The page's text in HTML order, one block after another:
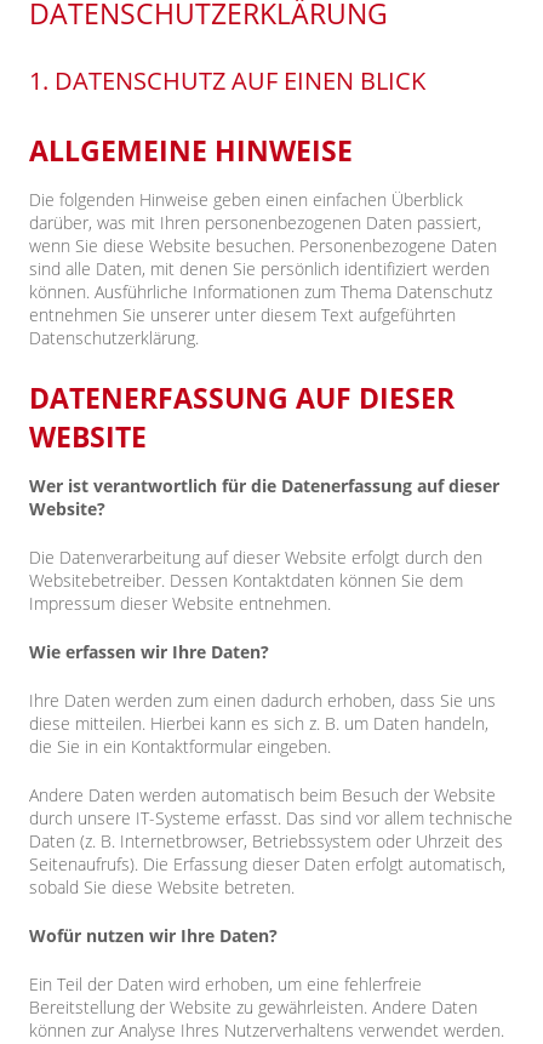
DATENSCHUTZERKLÄRUNG
1. DATENSCHUTZ AUF EINEN BLICK
ALLGEMEINE HINWEISE
Die folgenden Hinweise geben einen einfachen Überblick
darüber, was mit Ihren personenbezogenen Daten passiert,
wenn Sie diese Website besuchen. Personenbezogene Daten
sind alle Daten, mit denen Sie persönlich identifiziert werden
können. Ausführliche Informationen zum Thema Datenschutz
entnehmen Sie unserer unter diesem Text aufgeführten
Datenschutzerklärung.
DATENERFASSUNG AUF DIESER
WEBSITE
Wer ist verantwortlich für die Datenerfassung auf dieser
Website?
Die Datenverarbeitung auf dieser Website erfolgt durch den
Websitebetreiber. Dessen Kontaktdaten können Sie dem
Impressum dieser Website entnehmen.
Wie erfassen wir Ihre Daten?
Ihre Daten werden zum einen dadurch erhoben, dass Sie uns
diese mitteilen. Hierbei kann es sich z. B. um Daten handeln,
die Sie in ein Kontaktformular eingeben.
Andere Daten werden automatisch beim Besuch der Website
durch unsere IT-Systeme erfasst. Das sind vor allem technische
Daten (z. B. Internetbrowser, Betriebssystem oder Uhrzeit des
Seitenaufrufs). Die Erfassung dieser Daten erfolgt automatisch,
sobald Sie diese Website betreten.
Wofür nutzen wir Ihre Daten?
Ein Teil der Daten wird erhoben, um eine fehlerfreie
Bereitstellung der Website zu gewährleisten. Andere Daten
können zur Analyse Ihres Nutzerverhaltens verwendet werden.